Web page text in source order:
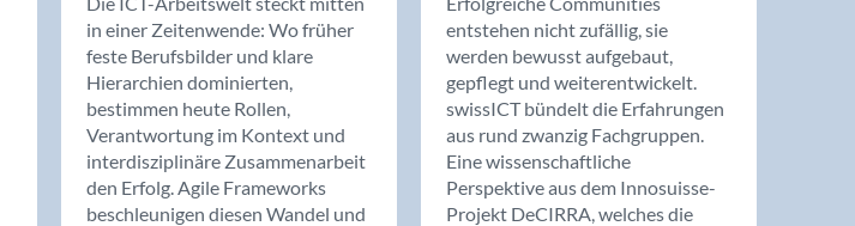
Benken (SG)
Bergdietikon
Bern - Liebefeld
in einer Zeitenwende: Wo früher
feste Berufsbilder und klare
Hierarchien dominierten,
bestimmen heute Rollen,
Verantwortung im Kontext und
interdisziplinäre Zusammenarbeit
den Erfolg. Agile Frameworks
beschleunigen diesen Wandel und
entstehen nicht zufällig, sie
werden bewusst aufgebaut,
gepflegt und weiterentwickelt.
swissICT bündelt die Erfahrungen
aus rund zwanzig Fachgruppen.
Eine wissenschaftliche
Perspektive aus dem Innosuisse-
Projekt DeCIRRA, welches die